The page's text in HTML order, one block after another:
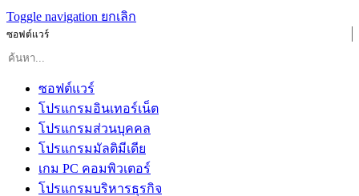
Toggle navigation ยกเลิก
ซอฟต์แวร์
ซอฟต์แวร์
โปรแกรมอินเทอร์เน็ต
โปรแกรมส่วนบุคคล
โปรแกรมมัลติมีเดีย
เกม PC คอมพิวเตอร์
โปรแกรมบริหารธุรกิจ